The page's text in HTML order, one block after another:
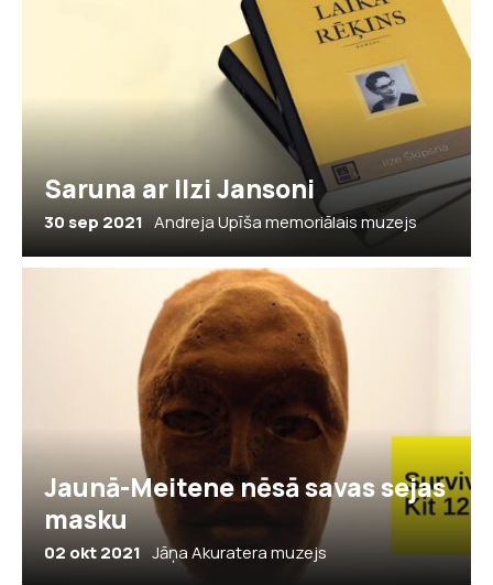
Saruna ar Ilzi Jansoni
30 sep 2021 Andreja Upīša memoriālais muzejs
Jaunā-Meitene nēsā savas sejas
masku
02 okt 2021 Jāņa Akuratera muzejs